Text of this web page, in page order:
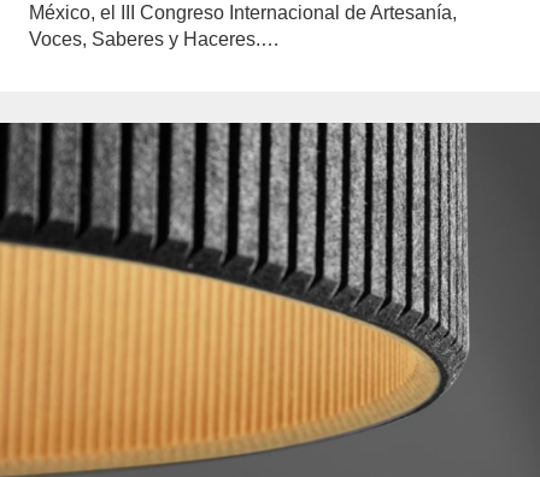
México, el III Congreso Internacional de Artesanía,
Voces, Saberes y Haceres.…